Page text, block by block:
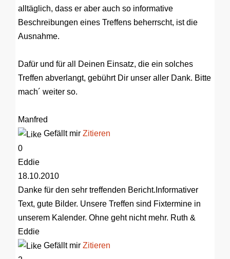
alltäglich, dass er aber auch so informative
Beschreibungen eines Treffens beherrscht, ist die
Ausnahme.
Dafür und für all Deinen Einsatz, die ein solches
Treffen abverlangt, gebührt Dir unser aller Dank. Bitte
mach´ weiter so.
Manfred
Gefällt mir Zitieren
0
Eddie
18.10.2010
Danke für den sehr treffenden Bericht.Informativer
Text, gute Bilder. Unsere Treffen sind Fixtermine in
unserem Kalender. Ohne geht nicht mehr. Ruth &
Eddie
Gefällt mir Zitieren